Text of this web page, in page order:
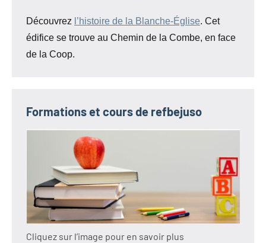
Découvrez l’histoire de la Blanche-Église. Cet
édifice se trouve au Chemin de la Combe, en face
de la Coop.
Formations et cours de refbejuso
Cliquez sur l’image pour en savoir plus